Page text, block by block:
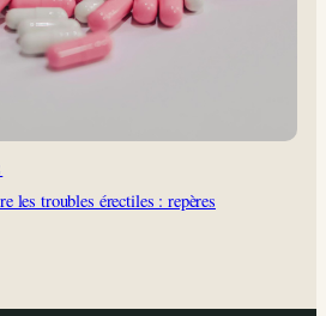
les troubles érectiles : repères